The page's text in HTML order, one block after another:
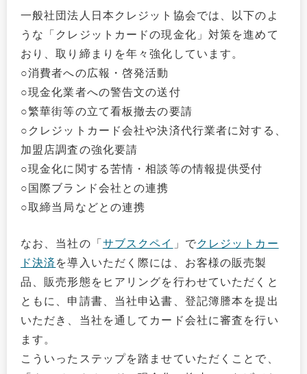
一般社団法人日本クレジット協会では、以下のよ
うな「クレジットカードの現金化」対策を進めて
おり、取り締まりを年々強化しています。
○消費者への広報・啓発活動
○現金化業者への警告文の送付
○繁華街等の立て看板撤去の要請
○クレジットカード会社や決済代行業者に対する、
加盟店調査の強化要請
○現金化に関する苦情・相談等の情報提供受付
○国際ブランド会社との連携
○取締当局などとの連携
なお、当社の「 サブスクペイ 」でクレジットカー
ド決済 を導入いただく際には、お客様の販売製
品、販売形態をヒアリングを行わせていただくと
ともに、申請書、当社申込書、登記簿謄本を提出
いただき、当社を通してカード会社に審査を行い
ます。
こういったステップを踏ませていただくことで、